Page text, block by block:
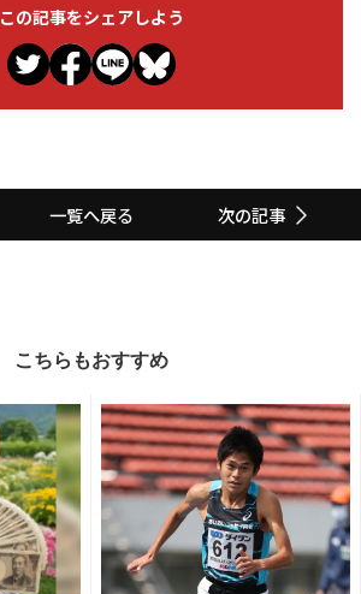
この記事をシェアしよう
一覧へ戻る 次の記事
こちらもおすすめ